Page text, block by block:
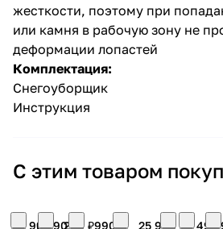
жесткости, поэтому при
или камня в рабочую зону не
деформации лопастей
Комплектация:
Снегоуборщик
Инструкция
С этим товаром
22 9906 290290 ₽990 ₽
25 900
8 490
14